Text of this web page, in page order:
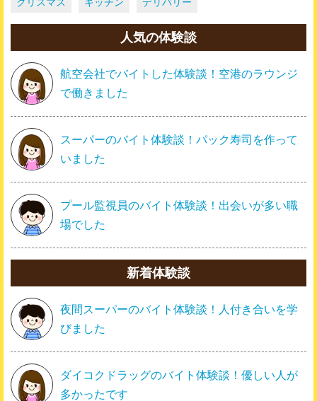
人気の体験談
航空会社でバイトした体験談！空港のラウンジ
で働きました
スーパーのバイト体験談！パック寿司を作って
いました
プール監視員のバイト体験談！出会いが多い職
場でした
新着体験談
夜間スーパーのバイト体験談！人付き合いを学
びました
ダイコクドラッグのバイト体験談！優しい人が
多かったです